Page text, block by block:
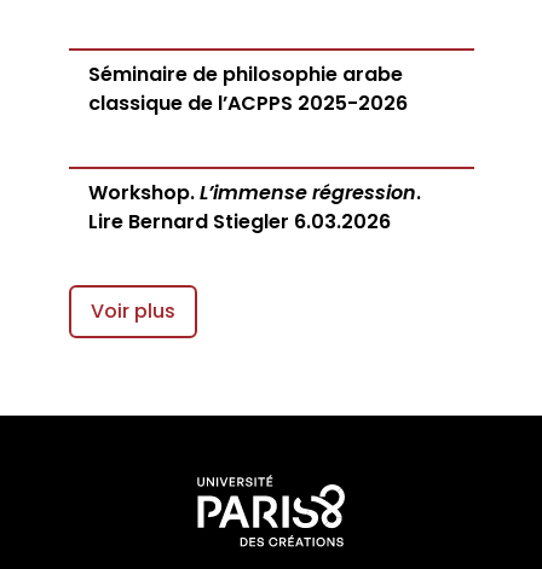
Séminaire de philosophie arabe
classique de l’ACPPS 2025-2026
Workshop.L’immense régression.
Lire Bernard Stiegler 6.03.2026
Voir plus